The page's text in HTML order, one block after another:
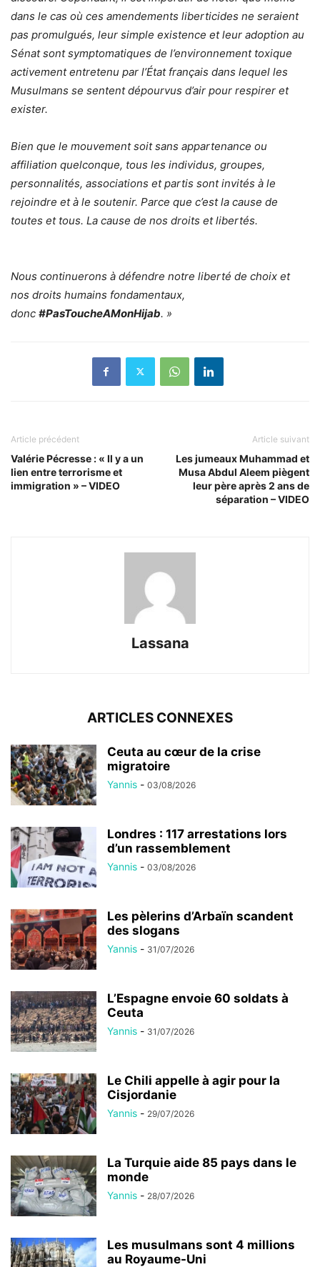
dans le cas où ces amendements liberticides ne seraient
pas promulgués, leur simple existence et leur adoption au
Sénat sont symptomatiques de l’environnement toxique
activement entretenu par l’État français dans lequel les
Musulmans se sentent dépourvus d’air pour respirer et
exister.
Bien que le mouvement soit sans appartenance ou
affiliation quelconque, tous les individus, groupes,
personnalités, associations et partis sont invités à le
rejoindre et à le soutenir. Parce que c’est la cause de
toutes et tous. La cause de nos droits et libertés.
Nous continuerons à défendre notre liberté de choix et
nos droits humains fondamentaux,
donc #PasToucheAMonHijab. »
Article précédent
Valérie Pécresse : « Il y a un
lien entre terrorisme et
immigration » – VIDEO
Article suivant
Les jumeaux Muhammad et
Musa Abdul Aleem piègent
leur père après 2 ans de
séparation – VIDEO
Lassana
ARTICLES CONNEXES
Ceuta au cœur de la crise
migratoire
Yannis - 03/08/2026
Londres : 117 arrestations lors
d’un rassemblement
Yannis - 03/08/2026
Les pèlerins d’Arbaïn scandent
des slogans
Yannis - 31/07/2026
L’Espagne envoie 60 soldats à
Ceuta
Yannis - 31/07/2026
Le Chili appelle à agir pour la
Cisjordanie
Yannis - 29/07/2026
La Turquie aide 85 pays dans le
monde
Yannis - 28/07/2026
Les musulmans sont 4 millions
au Royaume-Uni